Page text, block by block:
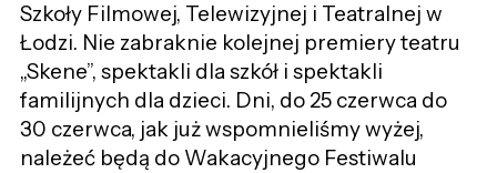
Szkoły Filmowej, Telewizyjnej i Teatralnej w
Łodzi. Nie zabraknie kolejnej premiery teatru
„Skene”, spektakli dla szkół i spektakli
familijnych dla dzieci. Dni, do 25 czerwca do
30 czerwca, jak już wspomnieliśmy wyżej,
należeć będą do Wakacyjnego Festiwalu